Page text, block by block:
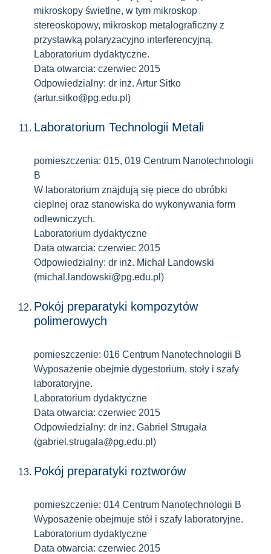
mikroskopy świetlne, w tym mikroskop
stereoskopowy, mikroskop metalograficzny z
przystawką polaryzacyjno interferencyjną.
Laboratorium dydaktyczne.
Data otwarcia: czerwiec 2015
Odpowiedzialny: dr inż. Artur Sitko
(artur.sitko@pg.edu.pl)
Laboratorium Technologii Metali
pomieszczenia: 015, 019 Centrum Nanotechnologii
B
W laboratorium znajdują się piece do obróbki
cieplnej oraz stanowiska do wykonywania form
odlewniczych.
Laboratorium dydaktyczne
Data otwarcia: czerwiec 2015
Odpowiedzialny: dr inż. Michał Landowski
(michal.landowski@pg.edu.pl)
Pokój preparatyki kompozytów
polimerowych
pomieszczenie: 016 Centrum Nanotechnologii B
Wyposażenie obejmie dygestorium, stoły i szafy
laboratoryjne.
Laboratorium dydaktyczne
Data otwarcia: czerwiec 2015
Odpowiedzialny: dr inż. Gabriel Strugała
(gabriel.strugala@pg.edu.pl)
Pokój preparatyki roztworów
pomieszczenie: 014 Centrum Nanotechnologii B
Wyposażenie obejmuje stół i szafy laboratoryjne.
Laboratorium dydaktyczne
Data otwarcia: czerwiec 2015